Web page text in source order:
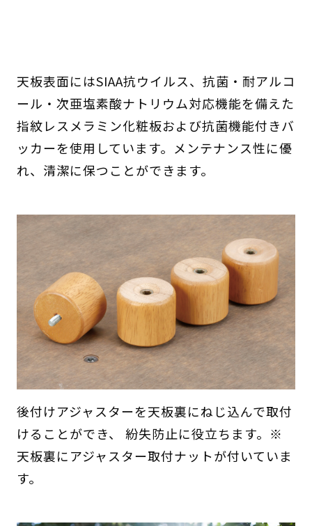
天板表面にはSIAA抗ウイルス、抗菌・耐アルコ
ール・次亜塩素酸ナトリウム対応機能を備えた
指紋レスメラミン化粧板および抗菌機能付きバ
ッカーを使用しています。メンテナンス性に優
れ、清潔に保つことができます。
後付けアジャスターを天板裏にねじ込んで取付
けることができ、 紛失防止に役立ちます。※
天板裏にアジャスター取付ナットが付いていま
す。